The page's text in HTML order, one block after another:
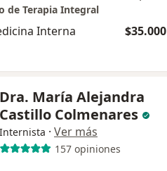
de Terapia Integral
Interna $35.000
Dra. María Alejandra
Castillo Colmenares
Internista · Ver más
157 opiniones